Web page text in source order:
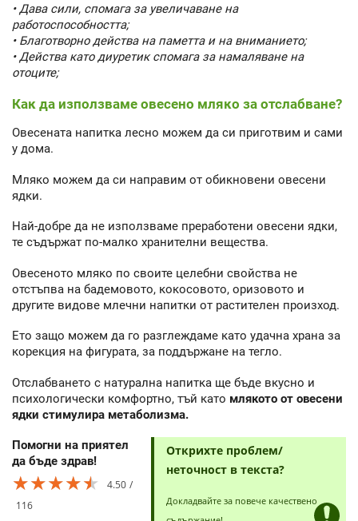
• Дава сили, спомага за увеличаване на
работоспособността;
• Благотворно действа на паметта и на вниманието;
• Действа като диуретик спомага за намаляване на
отоците;
Как да използваме овесено мляко за отслабване?
Овесената напитка лесно можем да си приготвим и сами
у дома.
Мляко можем да си направим от обикновени овесени
ядки.
Най-добре да не използваме преработени овесени ядки,
те съдържат по-малко хранителни вещества.
Овесеното мляко по своите целебни свойства не
отстъпва на бадемовото, кокосовото, оризовото и
другите видове млечни напитки от растителен произход.
Ето защо можем да го разглеждаме като удачна храна за
корекция на фигурата, за поддържане на тегло.
Отслабването с натурална напитка ще бъде вкусно и
психологически комфортно, тъй като млякото от овесени
ядки стимулира метаболизма.
Помогни на приятел
да бъде здрав!
★★★★★
★★★★★
★★★★★
4.50
116
Открихте проблем/
неточност в текста?
Докладвайте за повече качествено